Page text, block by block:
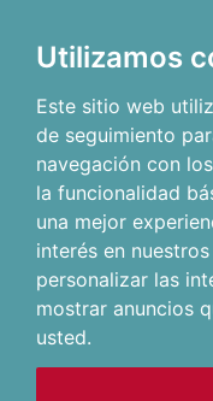
Utilizamos
Este sitio web
de seguimiento
navegación con
la funcionalidad
una mejor
interés en
personalizar las
mostrar anuncios
usted.